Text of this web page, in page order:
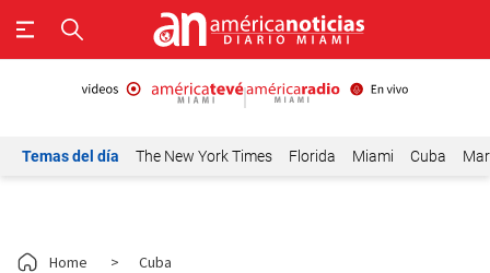
Temas del día The New York Times Florida Miami Cuba
Home > Cuba